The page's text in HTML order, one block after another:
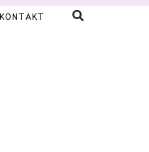
KONTAKT